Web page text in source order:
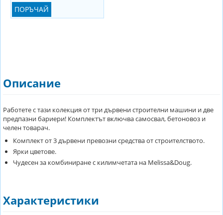
ПОРЪЧАЙ
Описание
Работете с тази колекция от три дървени строителни машини и две
предпазни бариери! Комплектът включва самосвал, бетоновоз и
челен товарач.
Комплект от 3 дървени превозни средства от строителството.
Ярки цветове.
Чудесен за комбиниране с килимчетата на Melissa&Doug.
Характеристики